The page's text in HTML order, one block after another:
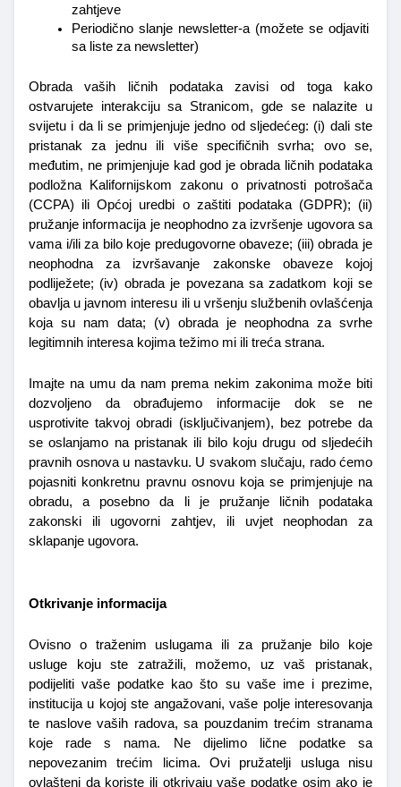
zahtjeve
Periodično slanje newsletter-a (možete se odjaviti
sa liste za newsletter)
Obrada vaših ličnih podataka zavisi od toga kako
ostvarujete interakciju sa Stranicom, gde se nalazite u
svijetu i da li se primjenjuje jedno od sljedećeg: (i) dali ste
pristanak za jednu ili više specifičnih svrha; ovo se,
međutim, ne primjenjuje kad god je obrada ličnih podataka
podložna Kalifornijskom zakonu o privatnosti potrošača
(CCPA) ili Općoj uredbi o zaštiti podataka (GDPR); (ii)
pružanje informacija je neophodno za izvršenje ugovora sa
vama i/ili za bilo koje predugovorne obaveze; (iii) obrada je
neophodna za izvršavanje zakonske obaveze kojoj
podliježete; (iv) obrada je povezana sa zadatkom koji se
obavlja u javnom interesu ili u vršenju službenih ovlašćenja
koja su nam data; (v) obrada je neophodna za svrhe
legitimnih interesa kojima težimo mi ili treća strana.
Imajte na umu da nam prema nekim zakonima može biti
dozvoljeno da obrađujemo informacije dok se ne
usprotivite takvoj obradi (isključivanjem), bez potrebe da
se oslanjamo na pristanak ili bilo koju drugu od sljedećih
pravnih osnova u nastavku. U svakom slučaju, rado ćemo
pojasniti konkretnu pravnu osnovu koja se primjenjuje na
obradu, a posebno da li je pružanje ličnih podataka
zakonski ili ugovorni zahtjev, ili uvjet neophodan za
sklapanje ugovora.
Otkrivanje informacija
Ovisno o traženim uslugama ili za pružanje bilo koje
usluge koju ste zatražili, možemo, uz vaš pristanak,
podijeliti vaše podatke kao što su vaše ime i prezime,
institucija u kojoj ste angažovani, vaše polje interesovanja
te naslove vaših radova, sa pouzdanim trećim stranama
koje rade s nama. Ne dijelimo lične podatke sa
nepovezanim trećim licima. Ovi pružatelji usluga nisu
ovlašteni da koriste ili otkrivaju vaše podatke osim ako je